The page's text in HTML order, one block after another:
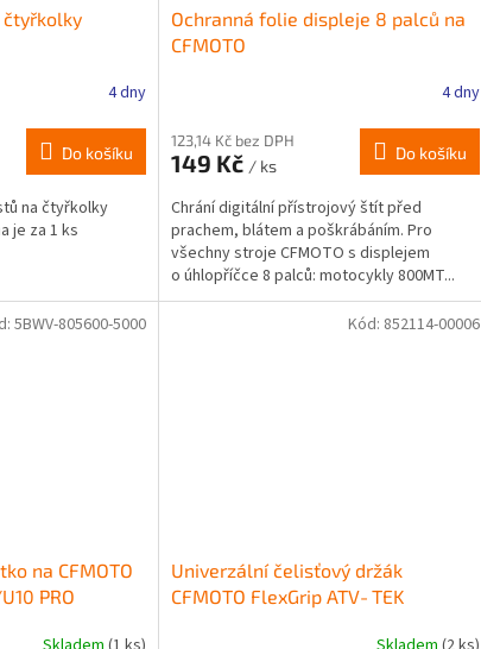
čtyřkolky
4 dny
Do košíku
na čtyřkolky
je za 1 ks
Ochranná folie displeje 8 palců na
CFMOTO
4 dny
123,14 Kč bez DPH
149 Kč / ks
Do košíku
Chrání digitální přístrojový štít před
prachem, blátem a poškrábáním. Pro
všechny stroje CFMOTO s displejem
o úhlopříčce 8 palců: motocykly 800MT...
na CFMOTO
PRO
5BWV-805600-5000
Univerzální čelisťový držák
CFMOTO FlexGrip ATV‑TEK
Kód: 852114-00006